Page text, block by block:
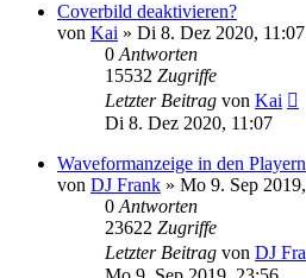
Coverbild deaktivieren?
von Kai » Di 8. Dez 2020,
0 Antworten
15532 Zugriffe
Letzter Beitrag von Kai
Di 8. Dez 2020, 11:07
Waveformanzeige in den Playern
von DJ Frank » Mo 9. Sep
0 Antworten
23622 Zugriffe
Letzter Beitrag von DJ